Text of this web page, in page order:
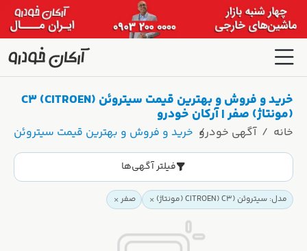
خرید و فروش و بهترین قیمت سیتروئن (CITROEN) C3
(مونتاژ) صفر | آرکان خودرو
خانه آگهی خودرو خرید و فروش و بهترین قیمت سیتروئن (CITROEN) C3 (مونتاژ) صفر | آرکان خودرو
فیلتر آگهی‌ها
مدل: سیتروئن (CITROEN) C3 (مونتاژ) صفر